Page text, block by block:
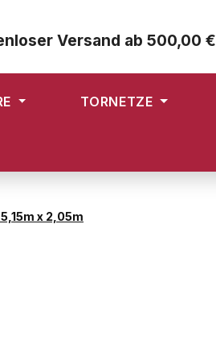
Versand ab 500,00 €
TORNETZE
x 2,05m